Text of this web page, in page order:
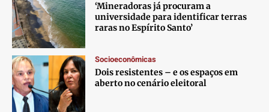
‘Mineradoras já procuram a
universidade para identificar terras
raras no Espírito Santo’
Socioeconômicas
Dois resistentes – e os espaços em
aberto no cenário eleitoral